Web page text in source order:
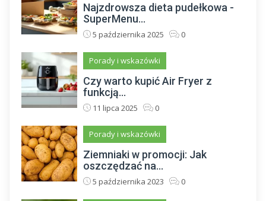
Najzdrowsza dieta pudełkowa -
SuperMenu...
5 października 2025 0
Porady i wskazówki
Czy warto kupić Air Fryer z
funkcją...
11 lipca 2025 0
Porady i wskazówki
Ziemniaki w promocji: Jak
oszczędzać na...
5 października 2023 0